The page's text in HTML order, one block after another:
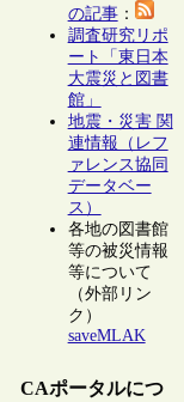
の記事：
調査研究リポ
ート「東日本
大震災と図書
館」
地震・災害 関
連情報（レフ
ァレンス協同
データベー
ス）
各地の図書館
等の被災情報
等について
（外部リン
ク）
saveMLAK
CAポータルにつ